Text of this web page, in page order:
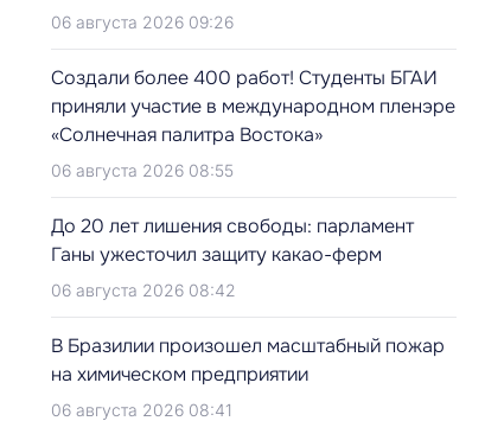
06 августа 2026 09:26
Создали более 400 работ! Студенты БГАИ
приняли участие в международном пленэре
«Солнечная палитра Востока»
06 августа 2026 08:55
До 20 лет лишения свободы: парламент
Ганы ужесточил защиту какао-ферм
06 августа 2026 08:42
В Бразилии произошел масштабный пожар
на химическом предприятии
06 августа 2026 08:41